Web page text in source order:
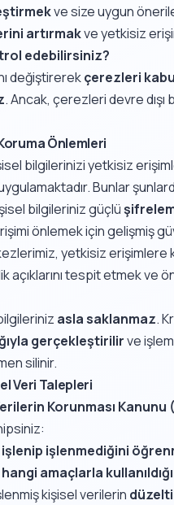
ve size uygun
artırmakve yetkisiz
edebilirsiniz?
değiştirerekçerezleri
. Ancak, çerezleri devre dışı
Önlemleri
bilgilerinizi yetkisiz
Bunlar
bilgileriniz güçlü
önlemek için gelişmiş
yetkisiz erişimlere
açıklarını tespit etmek ve
asla saklanmaz.
gerçekleştirilirve
silinir.
Veri Talepleri
Korunması Kanunu
işlenip işlenmediğini
hangi amaçlarla
kişisel verilerin